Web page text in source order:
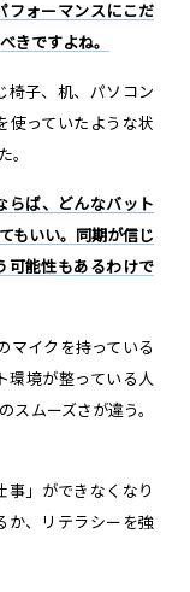
フォーマンスにこだ
きですよね。
椅子、机、パソコン
使っていたような状
。
らば、どんなバット
もいい。同期が信じ
可能性もあるわけで
マイクを持っている
環境が整っている人
スムーズさが違う。
事」ができなくなり
か、リテラシーを強